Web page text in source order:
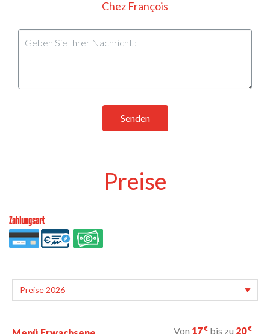
Chez François
Senden
Preise
Zahlungsart
Von 17€ bis zu 20€